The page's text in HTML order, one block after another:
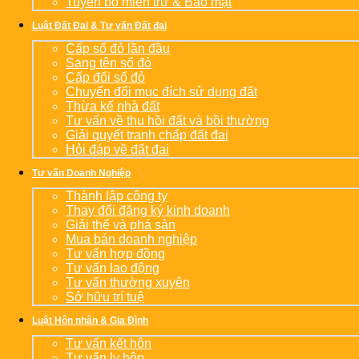
Luật Đất Đai & Tư vấn Đất đai
Cấp sổ đỏ lần đầu
Sang tên sổ đỏ
Cấp đổi sổ đỏ
Chuyển đổi mục đích sử dụng đất
Thừa kế nhà đất
Tư vấn về thu hồi đất và bồi thường
Giải quyết tranh chấp đất đai
Hỏi đáp về đất đai
Tư vấn Doanh Nghiệp
Thành lập công ty
Thay đổi đăng ký kinh doanh
Giải thể và phá sản
Mua bán doanh nghiệp
Tư vấn hợp đồng
Tư vấn lao động
Tư vấn thường xuyên
Sở hữu trí tuệ
Luật Hôn nhân & Gia Đình
Tư vấn kết hôn